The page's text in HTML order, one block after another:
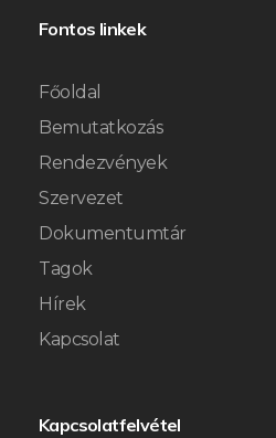
Fontos linkek
Főoldal
Bemutatkozás
Rendezvények
Szervezet
Dokumentumtár
Tagok
Hírek
Kapcsolat
Kapcsolatfelvétel